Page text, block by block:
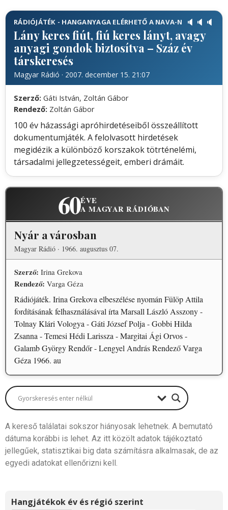
RÁDIÓJÁTÉK - HANGANYAGA ELÉRHETŐ A NAVA-N 🔈 🔈 🔈
Lány keres fiút, fiú keres lányt, avagy
anyagi gondok biztosítva – Száz év
társkeresés
Magyar Rádió · 2007. december 15. 21:07
Szerző: Gáti István, Zoltán Gábor
Rendező: Zoltán Gábor
100 év házassági apróhirdetéseiből összeállított
dokumentumjáték. A felolvasott hirdetések
megidézik a különböző korszakok tötrténelémi,
társadalmi jellegzetességeit, emberi drámáit.
60ÉVE
A MAGYAR RÁDIÓBAN
Nyár a városban
Magyar Rádió · 1966. augusztus 07.
Szerző: Irina Grekova
Rendező: Varga Géza
Rádiójáték. Irina Grekova elbeszélése nyomán Fülöp Attila
fordításának felhasználásával írta Marsall László Asszony -
Tolnay Klári Vologya - Gáti József Polja - Gobbi Hilda
Zsanna - Temesi Hédi Larissza - Margitai Ági Orvos -
Galamb György Rendőr - Lengyel András Rendező Varga
Géza 1966. au
A kereső találatai sokszor hiányosak lehetnek. A bemutató
dátuma korábbi is lehet. Az itt közölt adatok tájékoztató
jellegűek, statisztikai big data számításra alkalmasak, de az
egyedi adatokat ellenőrizni kell.
Hangjátékok év és régió szerint